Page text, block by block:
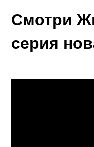
Смотри
серия